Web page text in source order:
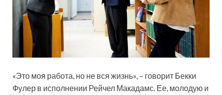
«Это моя работа, но не вся жизнь», – говорит Бекки
Фулер в исполнении Рейчел Макадамс. Ее, молодую и